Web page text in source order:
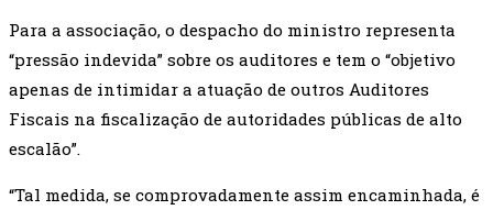
Para a associação, o despacho do ministro representa
“pressão indevida” sobre os auditores e tem o “objetivo
apenas de intimidar a atuação de outros Auditores
Fiscais na fiscalização de autoridades públicas de alto
escalão”.
“Tal medida, se comprovadamente assim encaminhada, é